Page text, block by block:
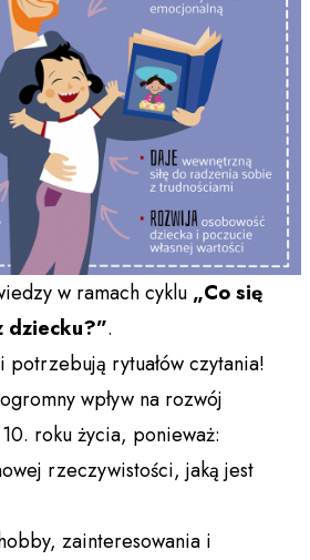
w ramach cyklu „Co się
dziecku?”.
potrzebują rytuałów czytania!
wpływ na rozwój
roku życia, ponieważ:
rzeczywistości, jaką jest
zainteresowania i